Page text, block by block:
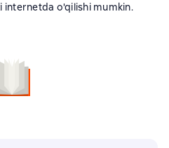
o'qilishi mumkin.